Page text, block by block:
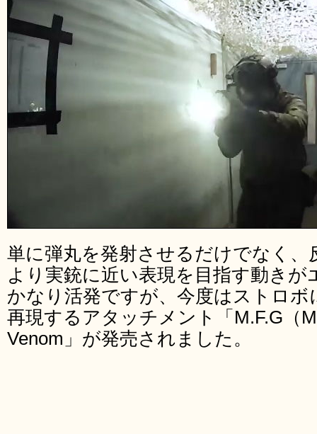
単に弾丸を発射させるだけでなく、
より実銃に近い表現を目指す動き
かなり活発ですが、今度はストロ
再現するアタッチメント「M.F.G（
Venom」が発売されました。